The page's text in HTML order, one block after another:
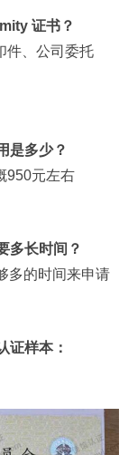
证书？
件、公司委托
是多少？
950元左右
多长时间？
多的时间来申请
样本：